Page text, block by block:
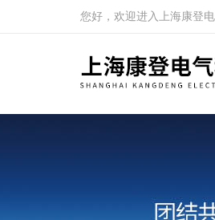
您好，欢迎进入上海康登